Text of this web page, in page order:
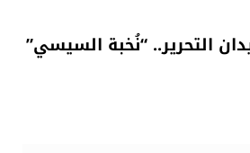
التحرير.. “نُخبة السيسي”